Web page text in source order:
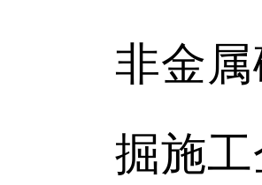
非金
掘施